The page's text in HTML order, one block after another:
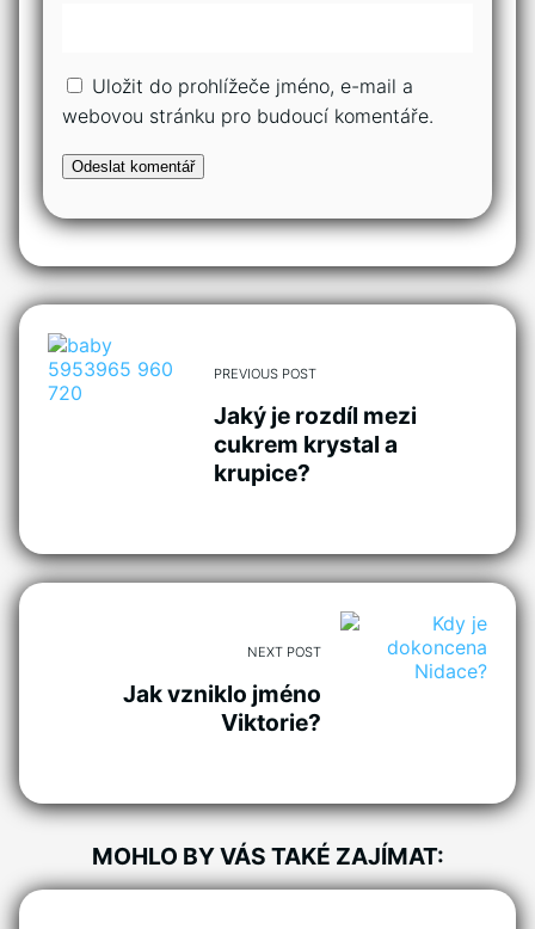
Uložit do prohlížeče jméno, e-mail a
webovou stránku pro budoucí komentáře.
PREVIOUS POST
Jaký je rozdíl mezi
cukrem krystal a
krupice?
NEXT POST
Jak vzniklo jméno
Viktorie?
MOHLO BY VÁS TAKÉ ZAJÍMAT: